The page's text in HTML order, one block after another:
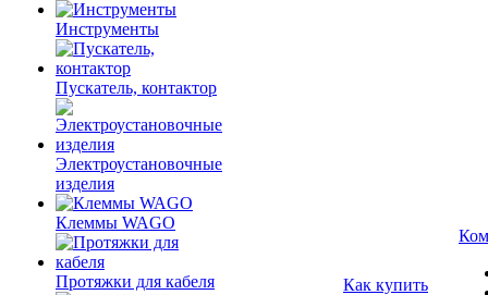
Инструменты
Пускатель, контактор
Электроустановочные
изделия
Клеммы WAGO
Протяжки для кабеля
Как купить